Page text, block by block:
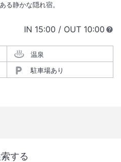
る静かな隠れ宿。
IN チェックイン
15:00 / OUT チェック
10:00
温泉
駐車場あり
する